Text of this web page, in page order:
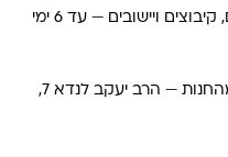
תוך 2-4 ימי עסקים. באזורים רחוקים, קיבוצים ויישובים — עד 6 ימי
בתיאום מראש, חינם מהחנות — הרב יעקב לנדא 7,